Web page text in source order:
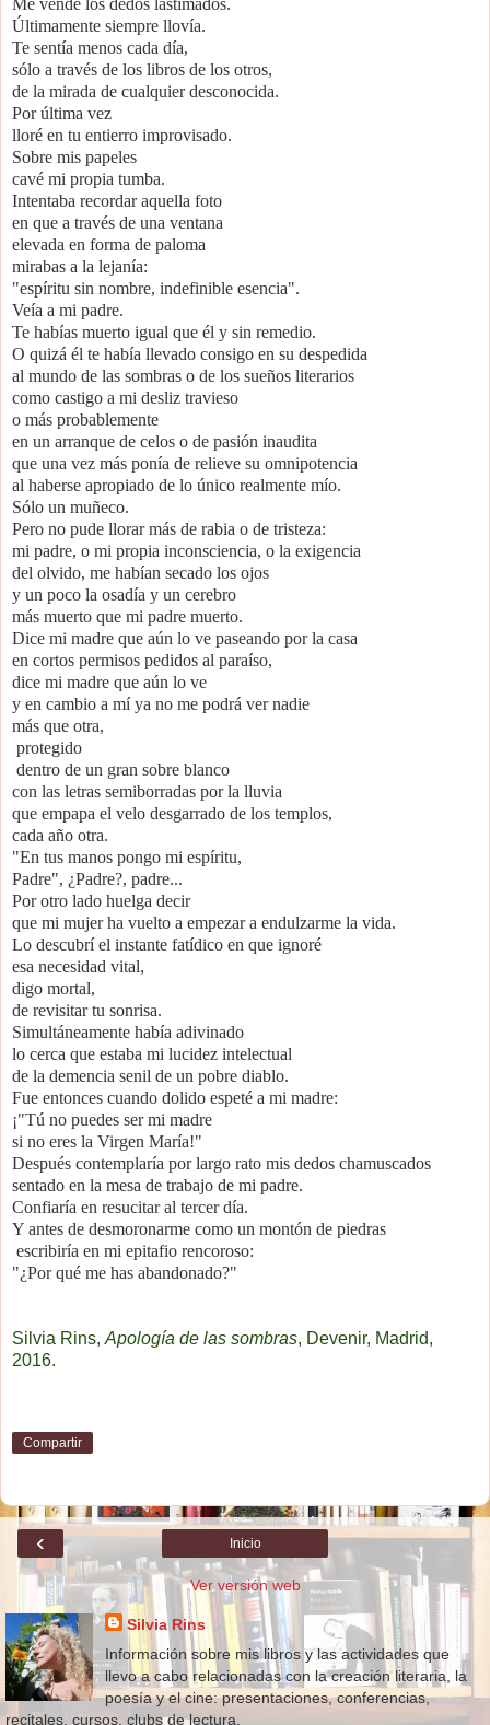
Me vendé los dedos lastimados.
Últimamente siempre llovía.
Te sentía menos cada día,
sólo a través de los libros de los otros,
de la mirada de cualquier desconocida.
Por última vez
lloré en tu entierro improvisado.
Sobre mis papeles
cavé mi propia tumba.
Intentaba recordar aquella foto
en que a través de una ventana
elevada en forma de paloma
mirabas a la lejanía:
"espíritu sin nombre, indefinible esencia".
Veía a mi padre.
Te habías muerto igual que él y sin remedio.
O quizá él te había llevado consigo en su despedida
al mundo de las sombras o de los sueños literarios
como castigo a mi desliz travieso
o más probablemente
en un arranque de celos o de pasión inaudita
que una vez más ponía de relieve su omnipotencia
al haberse apropiado de lo único realmente mío.
Sólo un muñeco.
Pero no pude llorar más de rabia o de tristeza:
mi padre, o mi propia inconsciencia, o la exigencia
del olvido, me habían secado los ojos
y un poco la osadía y un cerebro
más muerto que mi padre muerto.
Dice mi madre que aún lo ve paseando por la casa
en cortos permisos pedidos al paraíso,
dice mi madre que aún lo ve
y en cambio a mí ya no me podrá ver nadie
más que otra,
protegido
dentro de un gran sobre blanco
con las letras semiborradas por la lluvia
que empapa el velo desgarrado de los templos,
cada año otra.
"En tus manos pongo mi espíritu,
Padre", ¿Padre?, padre...
Por otro lado huelga decir
que mi mujer ha vuelto a empezar a endulzarme la vida.
Lo descubrí el instante fatídico en que ignoré
esa necesidad vital,
digo mortal,
de revisitar tu sonrisa.
Simultáneamente había adivinado
lo cerca que estaba mi lucidez intelectual
de la demencia senil de un pobre diablo.
Fue entonces cuando dolido espeté a mi madre:
¡"Tú no puedes ser mi madre
si no eres la Virgen María!"
Después contemplaría por largo rato mis dedos chamuscados
sentado en la mesa de trabajo de mi padre.
Confiaría en resucitar al tercer día.
Y antes de desmoronarme como un montón de piedras
escribiría en mi epitafio rencoroso:
"¿Por qué me has abandonado?"
Silvia Rins, Apología de las sombras, Devenir, Madrid,
2016.
Compartir
‹ Inicio
Ver versión web
Silvia Rins
Información sobre mis libros y las actividades que
llevo a cabo relacionadas con la creación literaria, la
poesía y el cine: presentaciones, conferencias,
recitales, cursos, clubs de lectura.